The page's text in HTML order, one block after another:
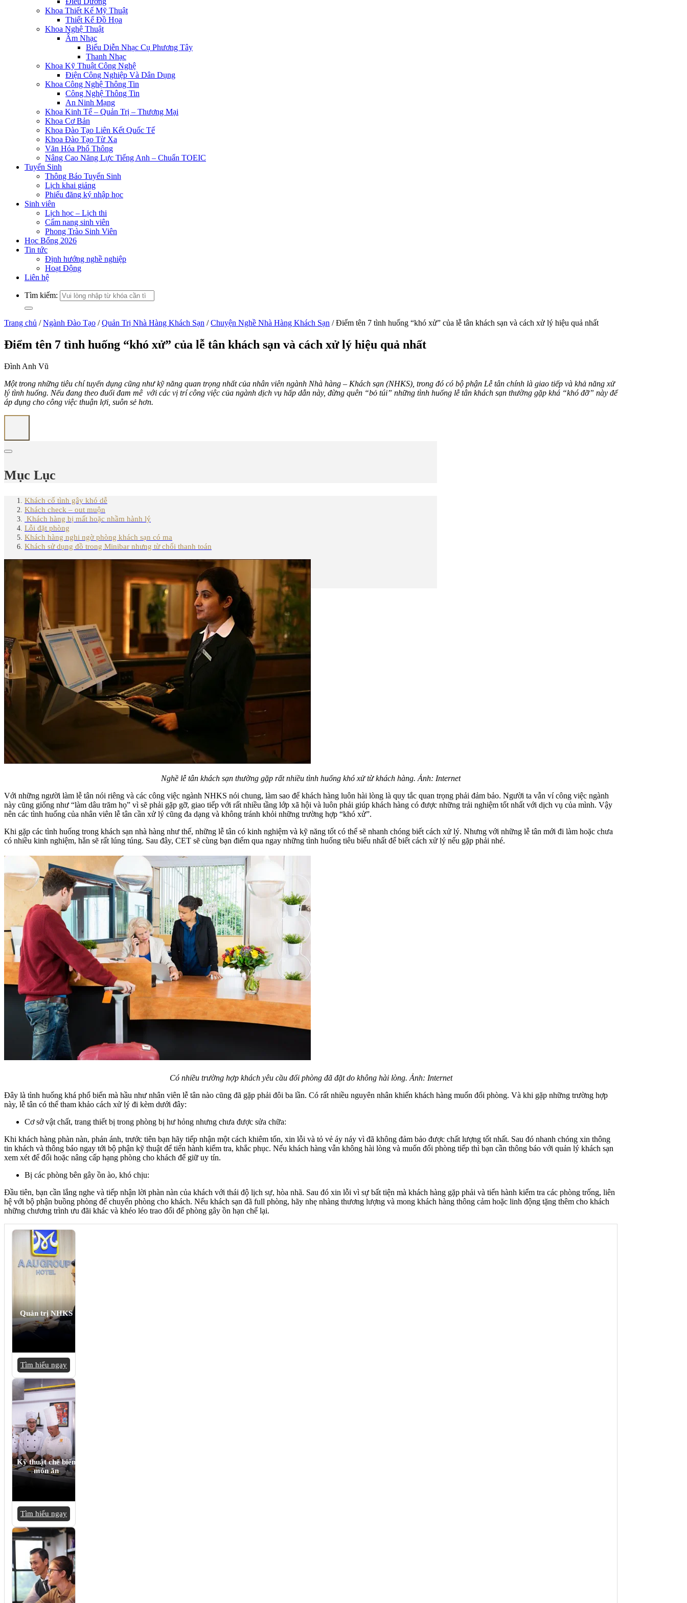
Khoa Thiết Kế Mỹ Thuật
Thiết Kế Đồ Họa
Khoa Nghệ Thuật
Âm Nhạc
Biểu Diễn Nhạc Cụ Phương Tây
Thanh Nhạc
Khoa Kỹ Thuật Công Nghệ
Điện Công Nghiệp Và Dân Dụng
Khoa Công Nghệ Thông Tin
Công Nghệ Thông Tin
An Ninh Mạng
Khoa Kinh Tế – Quản Trị – Thương Mại
Khoa Cơ Bản
Khoa Đào Tạo Liên Kết Quốc Tế
Khoa Đào Tạo Từ Xa
Văn Hóa Phổ Thông
Nâng Cao Năng Lực Tiếng Anh – Chuẩn TOEIC
Tuyển Sinh
Thông Báo Tuyển Sinh
Lịch khai giảng
Phiếu đăng ký nhập học
Sinh viên
Lịch học – Lịch thi
Cẩm nang sinh viên
Phong Trào Sinh Viên
Học Bổng 2026
Tin tức
Định hướng nghề nghiệp
Hoạt Động
Liên hệ
Tìm kiếm:
Trang chủ / Ngành Đào Tạo / Quản Trị Nhà Hàng Khách Sạn / Chuyện Nghề Nhà Hàng Khách Sạn / Điểm tên 7 tình huống “khó xử” của lễ tân khách sạn và cách xử lý hiệu quả nhất
Điểm tên 7 tình huống “khó xử” của lễ tân khách sạn và cách xử lý hiệu quả nhất
Đình Anh Vũ
Một trong những tiêu chí tuyển dụng cũng như kỹ năng quan trọng nhất của nhân viên ngành Nhà hàng – Khách sạn (NHKS), trong đó có bộ phận Lễ tân chính là giao tiếp và khả năng xử
lý tình huống. Nếu đang theo đuổi đam mê với các vị trí công việc của ngành dịch vụ hấp dẫn này, đừng quên “bỏ túi” những tình huống lễ tân khách sạn thường gặp khá “khó đỡ” này để
áp dụng cho công việc thuận lợi, suôn sẻ hơn.
Mục Lục
Khách cố tình gây khó dễ
Khách check – out muộn
Khách hàng bị mất hoặc nhầm hành lý
Lỗi đặt phòng
Khách hàng nghi ngờ phòng khách sạn có ma
Khách sử dụng đồ trong Minibar nhưng từ chối thanh toán
Nghề lễ tân khách sạn thường gặp rất nhiều tình huống khó xử từ khách hàng. Ảnh: Internet
Với những người làm lễ tân nói riêng và các công việc ngành NHKS nói chung, làm sao để khách hàng luôn hài lòng là quy tắc quan trọng phải đảm bảo. Người ta vẫn ví công việc ngành
này cũng giống như “làm dâu trăm họ” vì sẽ phải gặp gỡ, giao tiếp với rất nhiều tầng lớp xã hội và luôn phải giúp khách hàng có được những trải nghiệm tốt nhất với dịch vụ của mình. Vậy
nên các tình huống của nhân viên lễ tân cần xử lý cũng đa dạng và không tránh khỏi những trường hợp “khó xử”.
Khi gặp các tình huống trong khách sạn nhà hàng như thế, những lễ tân có kinh nghiệm và kỹ năng tốt có thể sẽ nhanh chóng biết cách xử lý. Nhưng với những lễ tân mới đi làm hoặc chưa
có nhiều kinh nghiệm, hẳn sẽ rất lúng túng. Sau đây, CET sẽ cùng bạn điểm qua ngay những tình huống tiêu biểu nhất để biết cách xử lý nếu gặp phải nhé.
Có nhiều trường hợp khách yêu cầu đổi phòng đã đặt do không hài lòng. Ảnh: Internet
Đây là tình huống khá phổ biến mà hầu như nhân viên lễ tân nào cũng đã gặp phải đôi ba lần. Có rất nhiều nguyên nhân khiến khách hàng muốn đổi phòng. Và khi gặp những trường hợp
này, lễ tân có thể tham khảo cách xử lý đi kèm dưới đây:
Cơ sở vật chất, trang thiết bị trong phòng bị hư hỏng nhưng chưa được sửa chữa:
Khi khách hàng phàn nàn, phản ánh, trước tiên bạn hãy tiếp nhận một cách khiêm tốn, xin lỗi và tỏ vẻ áy náy vì đã không đảm bảo được chất lượng tốt nhất. Sau đó nhanh chóng xin thông
tin khách và thông báo ngay tới bộ phận kỹ thuật để tiến hành kiểm tra, khắc phục. Nếu khách hàng vẫn không hài lòng và muốn đổi phòng tiếp thì bạn cần thông báo với quản lý khách sạn
xem xét để đổi hoặc nâng cấp hạng phòng cho khách để giữ uy tín.
Bị các phòng bên gây ồn ào, khó chịu:
Đầu tiên, bạn cần lắng nghe và tiếp nhận lời phàn nàn của khách với thái độ lịch sự, hòa nhã. Sau đó xin lỗi vì sự bất tiện mà khách hàng gặp phải và tiến hành kiểm tra các phòng trống, liên
hệ với bộ phận buồng phòng để chuyển phòng cho khách. Nếu khách sạn đã full phòng, hãy nhẹ nhàng thương lượng và mong khách hàng thông cảm hoặc linh động tặng thêm cho khách
những chương trình ưu đãi khác và khéo léo trao đổi để phòng gây ồn hạn chế lại.
Quản trị NHKS
Tìm hiểu ngay
Kỹ thuật chế biến
món ăn
Tìm hiểu ngay